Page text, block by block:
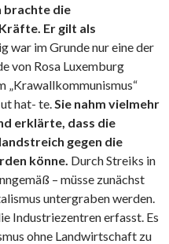
brachte die
Er gilt als
war im Grunde nur eine der
von Rosa Luxemburg
„Krawallkommunismus“
hat- te.Sie nahm vielmehr
erklärte, dass die
gegen die
könne. Durch Streiks in
– müsse zunächst
untergraben werden.
Industriezentren erfasst. Es
ohne Landwirtschaft zu